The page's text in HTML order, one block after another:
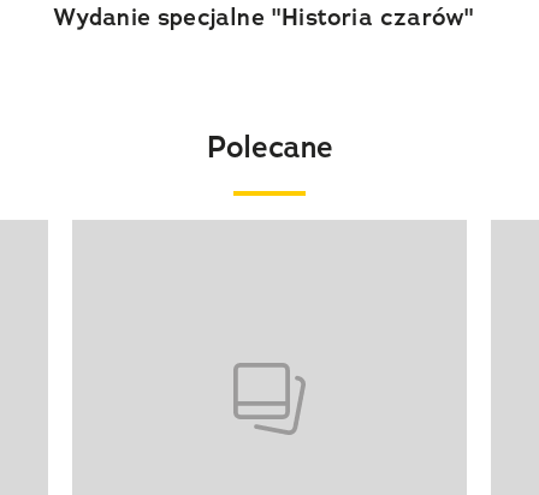
Wydanie specjalne "Historia czarów"
Polecane